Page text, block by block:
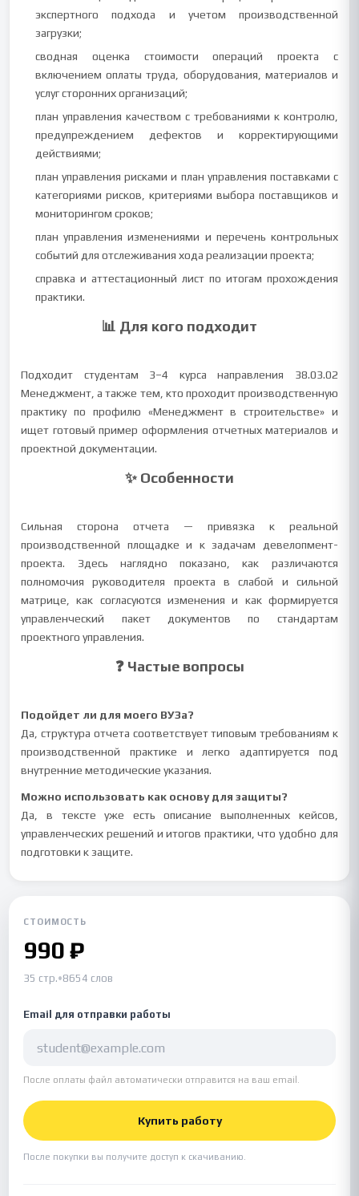
экспертного подхода и учетом производственной
загрузки;
сводная оценка стоимости операций проекта с
включением оплаты труда, оборудования, материалов и
услуг сторонних организаций;
план управления качеством с требованиями к контролю,
предупреждением дефектов и корректирующими
действиями;
план управления рисками и план управления поставками с
категориями рисков, критериями выбора поставщиков и
мониторингом сроков;
план управления изменениями и перечень контрольных
событий для отслеживания хода реализации проекта;
справка и аттестационный лист по итогам прохождения
практики.
📊 Для кого подходит
Подходит студентам 3–4 курса направления 38.03.02
Менеджмент, а также тем, кто проходит производственную
практику по профилю «Менеджмент в строительстве» и
ищет готовый пример оформления отчетных материалов и
проектной документации.
✨ Особенности
Сильная сторона отчета — привязка к реальной
производственной площадке и к задачам девелопмент-
проекта. Здесь наглядно показано, как различаются
полномочия руководителя проекта в слабой и сильной
матрице, как согласуются изменения и как формируется
управленческий пакет документов по стандартам
проектного управления.
❓ Частые вопросы
Подойдет ли для моего ВУЗа?
Да, структура отчета соответствует типовым требованиям к
производственной практике и легко адаптируется под
внутренние методические указания.
Можно использовать как основу для защиты?
Да, в тексте уже есть описание выполненных кейсов,
управленческих решений и итогов практики, что удобно для
подготовки к защите.
СТОИМОСТЬ
990 ₽
35 стр.•8654 слов
Email для отправки работы
После оплаты файл автоматически отправится на ваш email.
Купить работу
После покупки вы получите доступ к скачиванию.